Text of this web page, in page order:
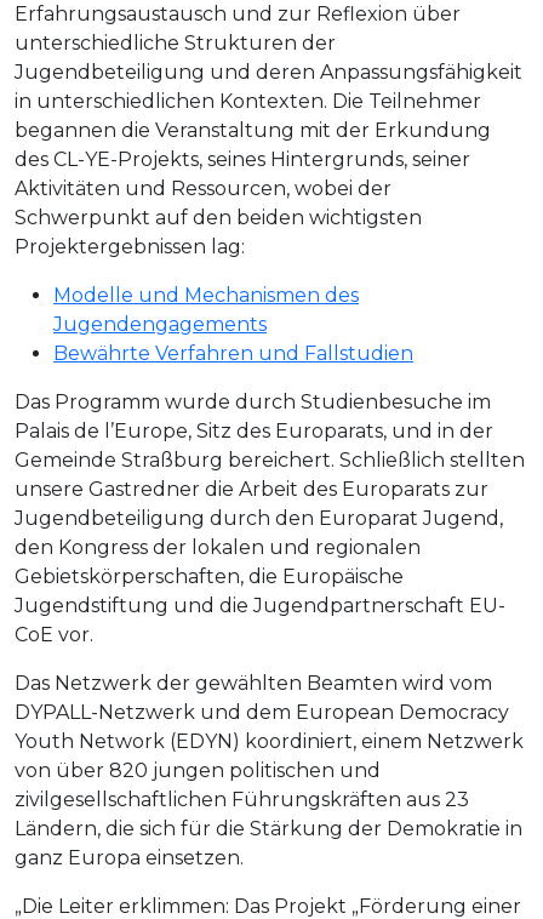
Erfahrungsaustausch und zur Reflexion über
unterschiedliche Strukturen der
Jugendbeteiligung und deren Anpassungsfähigkeit
in unterschiedlichen Kontexten. Die Teilnehmer
begannen die Veranstaltung mit der Erkundung
des CL-YE-Projekts, seines Hintergrunds, seiner
Aktivitäten und Ressourcen, wobei der
Schwerpunkt auf den beiden wichtigsten
Projektergebnissen lag:
Modelle und Mechanismen des
Jugendengagements
Bewährte Verfahren und Fallstudien
Das Programm wurde durch Studienbesuche im
Palais de l’Europe, Sitz des Europarats, und in der
Gemeinde Straßburg bereichert. Schließlich stellten
unsere Gastredner die Arbeit des Europarats zur
Jugendbeteiligung durch den Europarat Jugend,
den Kongress der lokalen und regionalen
Gebietskörperschaften, die Europäische
Jugendstiftung und die Jugendpartnerschaft EU-
CoE vor.
Das Netzwerk der gewählten Beamten wird vom
DYPALL-Netzwerk und dem European Democracy
Youth Network (EDYN) koordiniert, einem Netzwerk
von über 820 jungen politischen und
zivilgesellschaftlichen Führungskräften aus 23
Ländern, die sich für die Stärkung der Demokratie in
ganz Europa einsetzen.
„Die Leiter erklimmen: Das Projekt „Förderung einer